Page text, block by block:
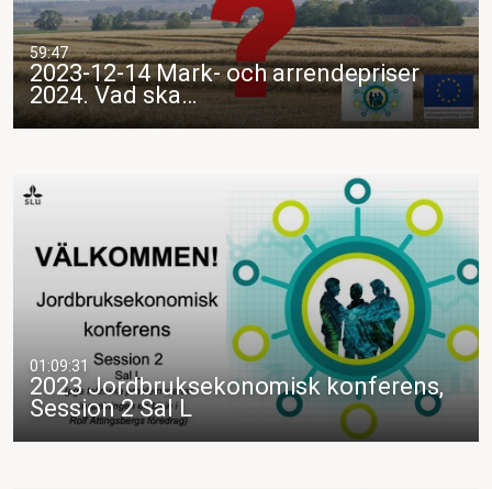
59:47
2023-12-14 Mark- och arrendepriser
2024. Vad ska…
01:09:31
2023 Jordbruksekonomisk konferens,
Session 2 Sal L